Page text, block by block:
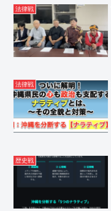
法律戦
法律戦
歴史戦